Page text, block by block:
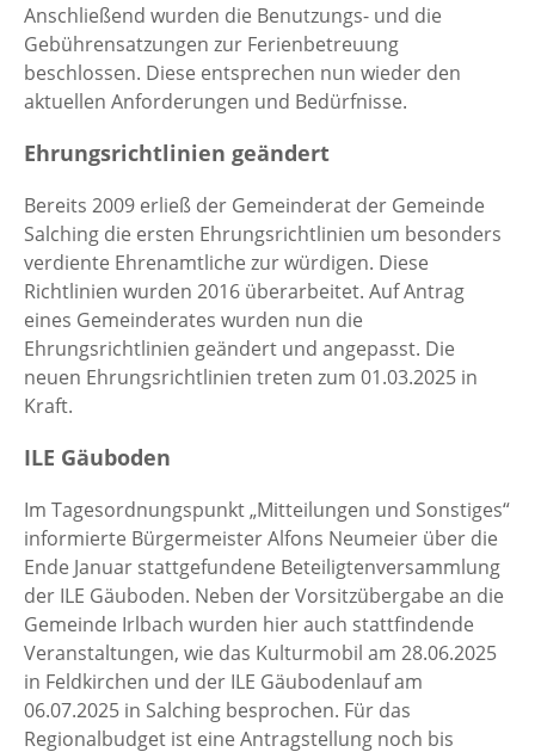
Anschließend wurden die Benutzungs- und die
Gebührensatzungen zur Ferienbetreuung
beschlossen. Diese entsprechen nun wieder den
aktuellen Anforderungen und Bedürfnisse.
Ehrungsrichtlinien geändert
Bereits 2009 erließ der Gemeinderat der Gemeinde
Salching die ersten Ehrungsrichtlinien um besonders
verdiente Ehrenamtliche zur würdigen. Diese
Richtlinien wurden 2016 überarbeitet. Auf Antrag
eines Gemeinderates wurden nun die
Ehrungsrichtlinien geändert und angepasst. Die
neuen Ehrungsrichtlinien treten zum 01.03.2025 in
Kraft.
ILE Gäuboden
Im Tagesordnungspunkt „Mitteilungen und Sonstiges“
informierte Bürgermeister Alfons Neumeier über die
Ende Januar stattgefundene Beteiligtenversammlung
der ILE Gäuboden. Neben der Vorsitzübergabe an die
Gemeinde Irlbach wurden hier auch stattfindende
Veranstaltungen, wie das Kulturmobil am 28.06.2025
in Feldkirchen und der ILE Gäubodenlauf am
06.07.2025 in Salching besprochen. Für das
Regionalbudget ist eine Antragstellung noch bis